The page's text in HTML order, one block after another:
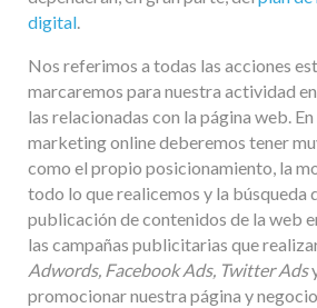
digital.
Nos referimos a todas las acciones
marcaremos para nuestra actividad
las relacionadas con la página web.
marketing online deberemos tener
como el propio posicionamiento, la
todo lo que realicemos y la búsqueda
publicación de contenidos de la web
las campañas publicitarias que
Adwords, Facebook Ads, Twitter Ads
promocionar nuestra página y